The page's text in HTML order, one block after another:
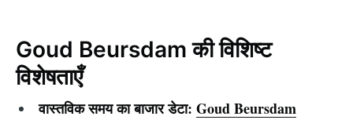
Goud Beursdam की विशिष्ट
विशेषताएँ
वास्तविक समय का बाजार डेटा: Goud Beursdam